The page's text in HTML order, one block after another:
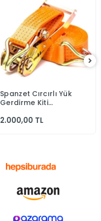
Sepete Ekle
Spanzet Cırcırlı Yük
Gerdirme Kiti
2.000,00 TL